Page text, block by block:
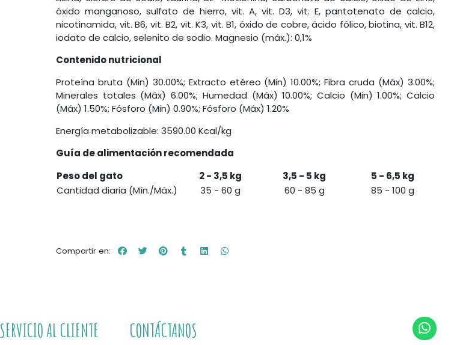
óxido manganoso, sulfato de hierro, vit. A, vit. D3, vit. E, pantotenato de calcio,
nicotinamida, vit. B6, vit. B2, vit. K3, vit. B1, óxido de cobre, ácido fólico, biotina, vit. B12,
iodato de calcio, selenito de sodio. Magnesio (máx.): 0,1%
Contenido nutricional
Proteína bruta (Min) 30.00%; Extracto etéreo (Min) 10.00%; Fibra cruda (Máx) 3.00%;
Minerales totales (Máx) 6.00%; Humedad (Máx) 10.00%; Calcio (Min) 1.00%; Calcio
(Máx) 1.50%; Fósforo (Min) 0.90%; Fósforo (Máx) 1.20%
Energía metabolizable: 3590.00 Kcal/kg
Guía de alimentación recomendada
Peso del gato
2 - 3,5 kg 3,5 - 5 kg
5 - 6,5 kg
Cantidad diaria (Mín./Máx.)
35 - 60 g 60 - 85 g 85 - 100 g
Compartir en:
SERVICIO AL CLIENTE CONTÁCTANOS